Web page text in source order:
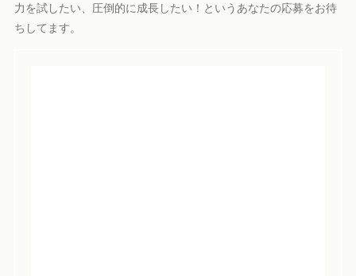
力を試したい、圧倒的に成長したい！というあなたの応募をお待
ちしてます。